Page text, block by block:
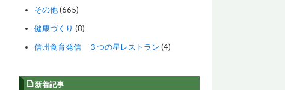
その他(665)
健康づくり (8)
信州食育発信 ３つの星レストラン (4)
新着記事